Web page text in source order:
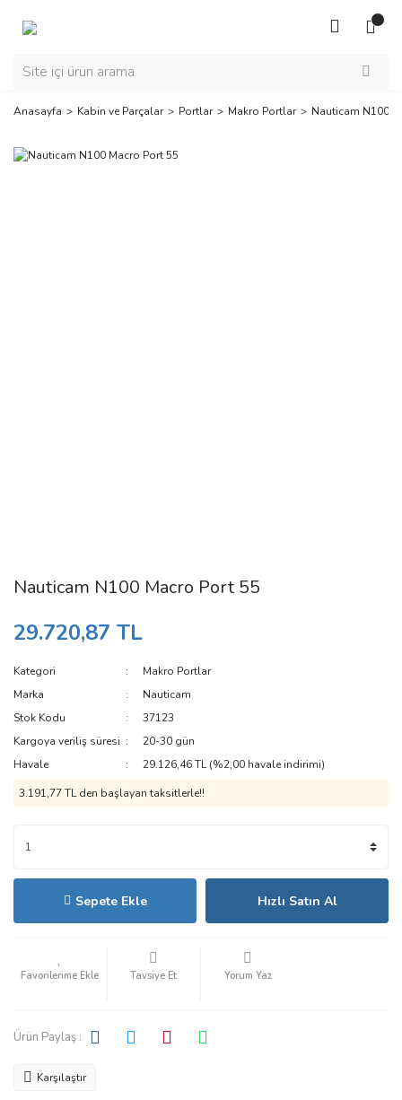
Anasayfa Kabin ve Parçalar Portlar Makro Portlar Nauticam N100
Nauticam N100 Macro Port 55
29.720,87 TL
Kategori
Makro Portlar
Marka
Nauticam
Stok Kodu
37123
Kargoya veriliş süresi
20-30 gün
Havale
29.126,46 TL (%2,00 havale indirimi)
3.191,77 TL den başlayan taksitlerle!!
Sepete Ekle Hızlı Satın Al
Tavsiye Et Yorum Yaz
Ürün Paylaş :
Karşılaştır